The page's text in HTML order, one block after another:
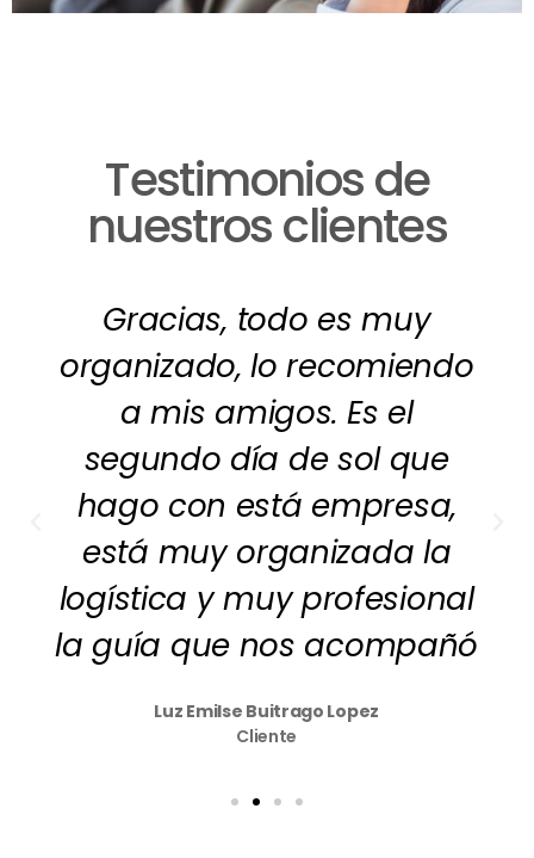
Testimonios de
nuestros clientes
Gracias, todo es muy
organizado, lo recomiendo
a mis amigos. Es el
segundo día de sol que
hago con está empresa,
está muy organizada la
logística y muy profesional
la guía que nos acompañó
Luz Emilse Buitrago Lopez
Cliente